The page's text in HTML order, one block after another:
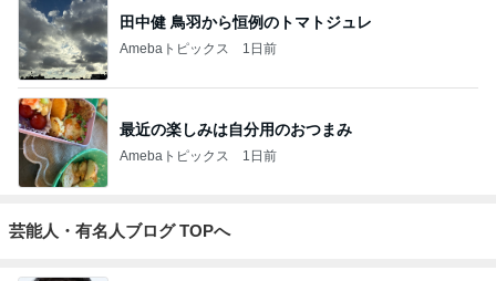
田中健 鳥羽から恒例のトマトジュレ
Amebaトピックス 1日前
最近の楽しみは自分用のおつまみ
Amebaトピックス 1日前
芸能人・有名人ブログ TOPへ